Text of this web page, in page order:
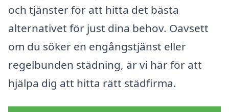
och tjänster för att hitta det bästa
alternativet för just dina behov. Oavsett
om du söker en engångstjänst eller
regelbunden städning, är vi här för att
hjälpa dig att hitta rätt städfirma.